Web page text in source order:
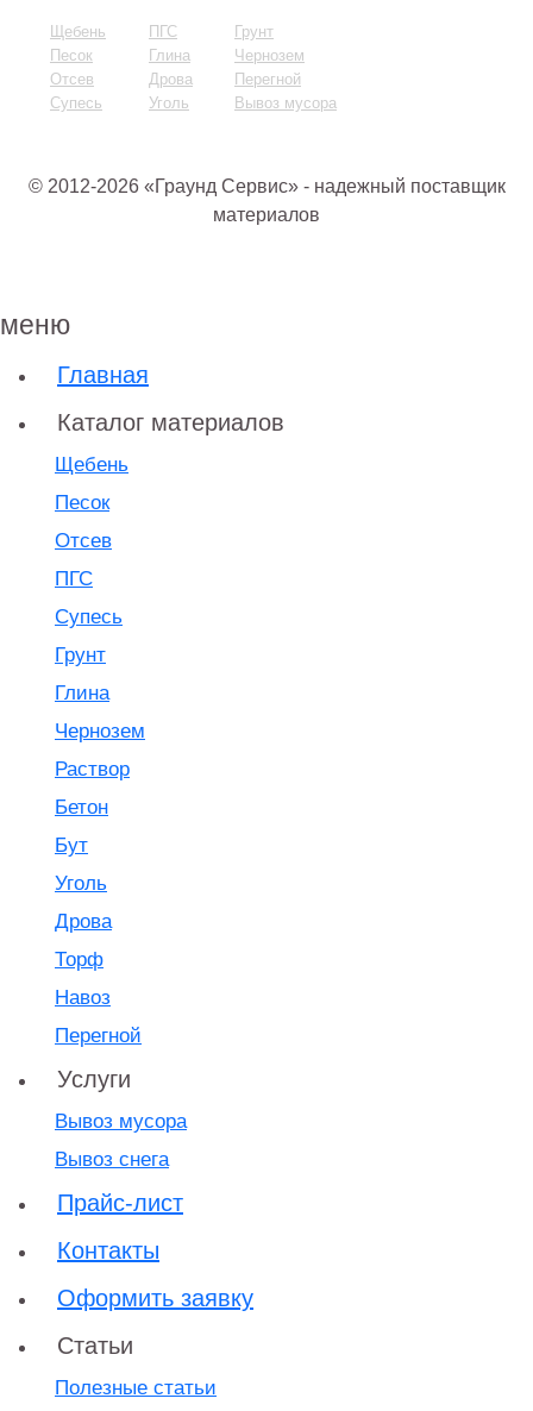
Щебень
Песок
Отсев
Супесь
ПГС
Глина
Дрова
Уголь
Грунт
Чернозем
Перегной
Вывоз мусора
© 2012-2026 «Граунд Сервис» - надежный поставщик
материалов
меню
Главная
Каталог материалов
Щебень
Песок
Отсев
ПГС
Супесь
Грунт
Глина
Чернозем
Раствор
Бетон
Бут
Уголь
Дрова
Торф
Навоз
Перегной
Услуги
Вывоз мусора
Вывоз снега
Прайс-лист
Контакты
Оформить заявку
Статьи
Полезные статьи